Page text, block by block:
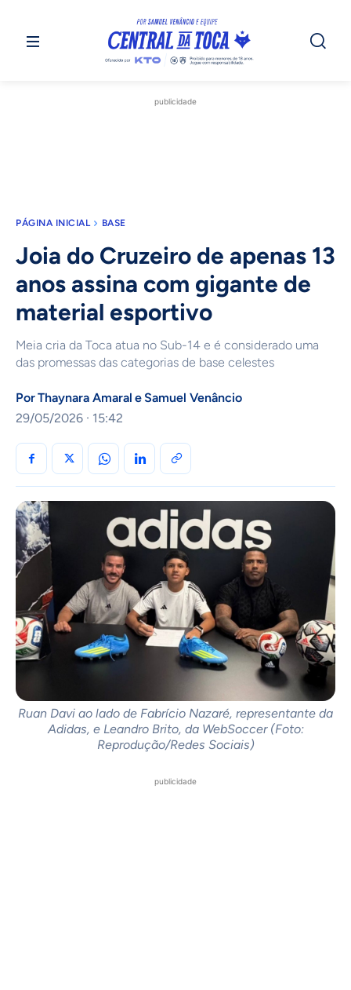
publicidade
PÁGINA INICIAL BASE
Joia do Cruzeiro de apenas 13
anos assina com gigante de
material esportivo
Meia cria da Toca atua no Sub-14 e é considerado uma
das promessas das categorias de base celestes
PorThaynara Amaral e Samuel Venâncio
29/05/2026 · 15:42
Ruan Davi ao lado de Fabrício Nazaré, representante da
Adidas, e Leandro Brito, da WebSoccer (Foto:
Reprodução/Redes Sociais)
publicidade